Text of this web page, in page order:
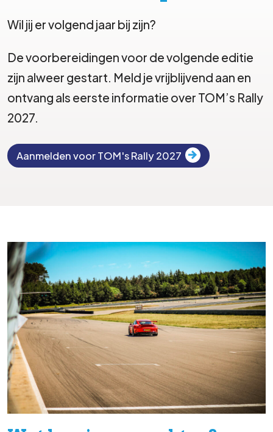
Wil jij er volgend jaar bij zijn?
De voorbereidingen voor de volgende editie
zijn alweer gestart. Meld je vrijblijvend aan en
ontvang als eerste informatie over TOM’s Rally
2027.
Aanmelden voor TOM's Rally 2027